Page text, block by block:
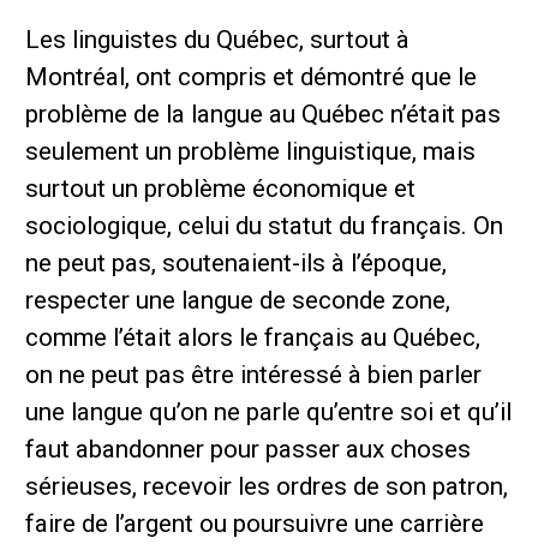
Les linguistes du Québec, surtout à
Montréal, ont compris et démontré que le
problème de la langue au Québec n’était pas
seulement un problème linguistique, mais
surtout un problème économique et
sociologique, celui du statut du français. On
ne peut pas, soutenaient-ils à l’époque,
respecter une langue de seconde zone,
comme l’était alors le français au Québec,
on ne peut pas être intéressé à bien parler
une langue qu’on ne parle qu’entre soi et qu’il
faut abandonner pour passer aux choses
sérieuses, recevoir les ordres de son patron,
faire de l’argent ou poursuivre une carrière